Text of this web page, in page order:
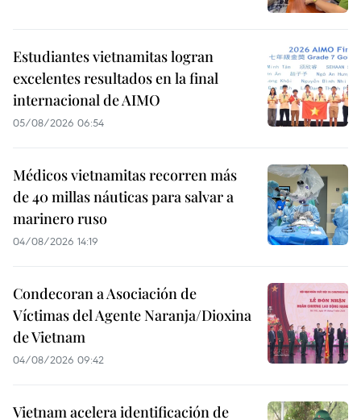
Estudiantes vietnamitas logran
excelentes resultados en la final
internacional de AIMO
05/08/2026 06:54
Médicos vietnamitas recorren más
de 40 millas náuticas para salvar a
marinero ruso
04/08/2026 14:19
Condecoran a Asociación de
Víctimas del Agente Naranja/Dioxina
de Vietnam
04/08/2026 09:42
Vietnam acelera identificación de